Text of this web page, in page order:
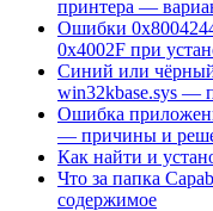
принтера —
Ошибки
0x4002F при
Синий или
win32kbase.sys —
Ошибка
— причины и
Как найти и
Что за папка
содержимое